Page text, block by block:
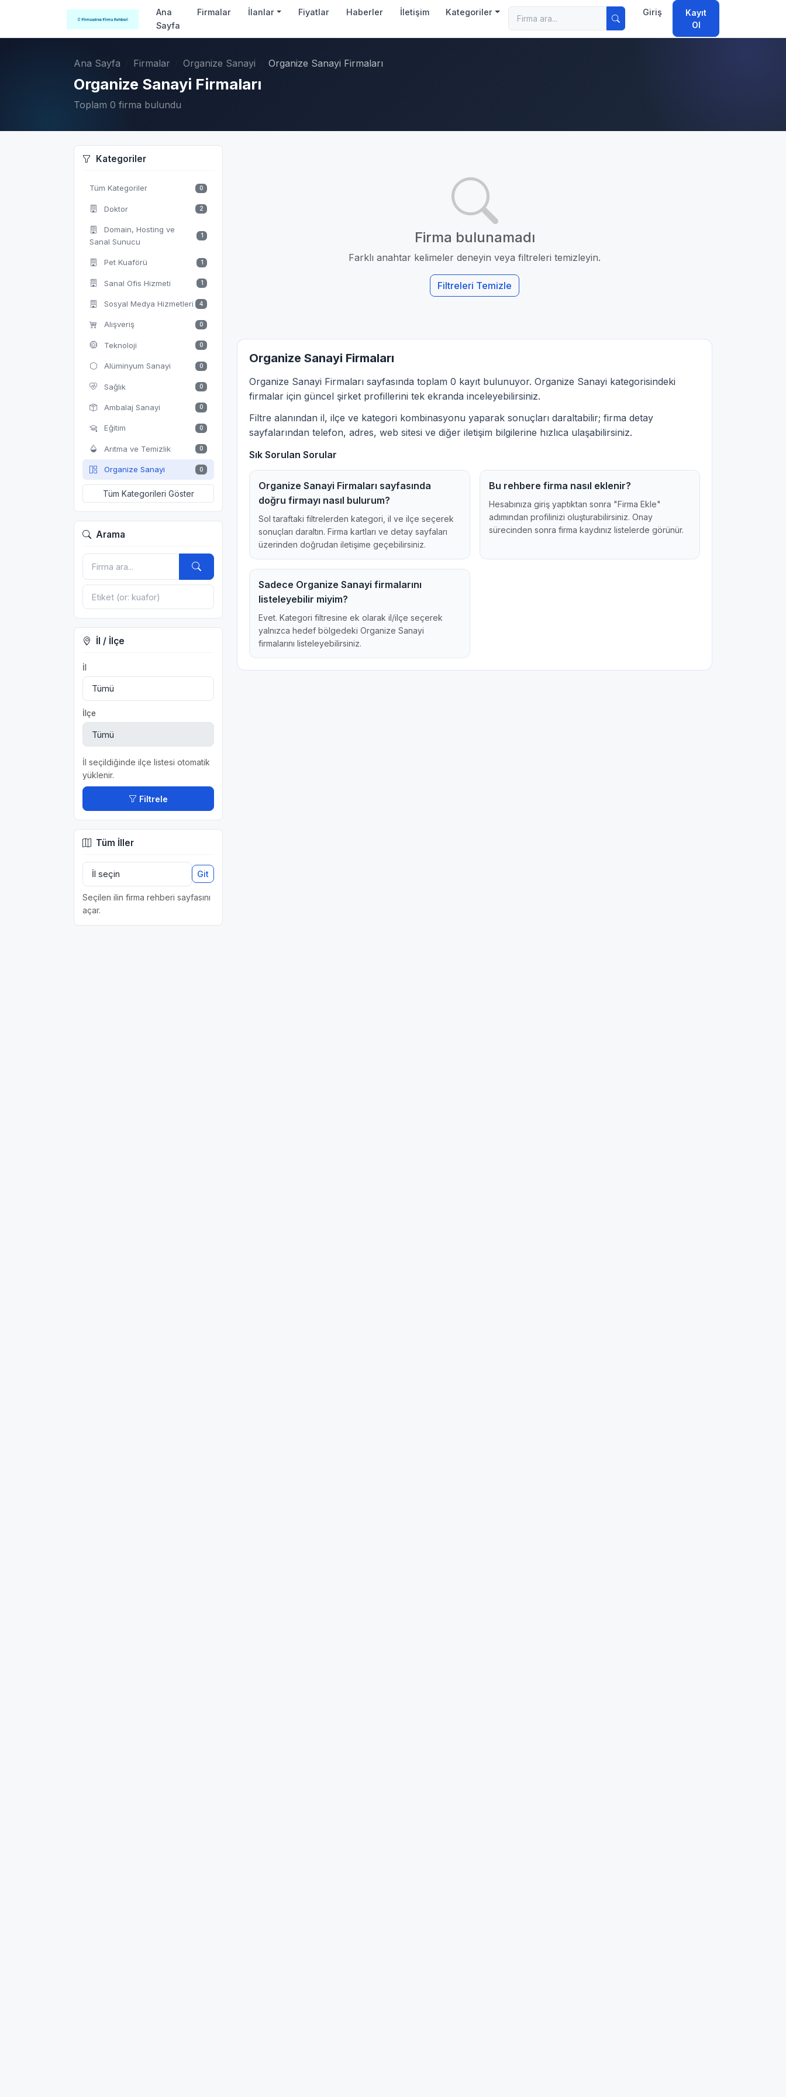
Ana
Sayfa
Firmalar İlanlar Fiyatlar Haberler İletişim Kategoriler Giriş
Kayıt
Ol
Ana Sayfa Firmalar Organize Sanayi Organize Sanayi Firmaları
Organize Sanayi Firmaları
Toplam 0 firma bulundu
Kategoriler
Tüm Kategoriler 0
Doktor 2
Domain, Hosting ve
Sanal Sunucu
1
Pet Kuaförü 1
Sanal Ofis Hizmeti 1
Sosyal Medya Hizmetleri 4
Alışveriş 0
Teknoloji 0
Alüminyum Sanayi 0
Sağlık 0
Ambalaj Sanayi 0
Eğitim 0
Arıtma ve Temizlik 0
Organize Sanayi 0
Tüm Kategorileri Göster
Arama
İl / İlçe
İl
İlçe
İl seçildiğinde ilçe listesi otomatik
yüklenir.
Filtrele
Tüm İller
Git
Seçilen ilin firma rehberi sayfasını
açar.
Firma bulunamadı
Farklı anahtar kelimeler deneyin veya filtreleri temizleyin.
Filtreleri Temizle
Organize Sanayi Firmaları
Organize Sanayi Firmaları sayfasında toplam 0 kayıt bulunuyor. Organize Sanayi kategorisindeki
firmalar için güncel şirket profillerini tek ekranda inceleyebilirsiniz.
Filtre alanından il, ilçe ve kategori kombinasyonu yaparak sonuçları daraltabilir; firma detay
sayfalarından telefon, adres, web sitesi ve diğer iletişim bilgilerine hızlıca ulaşabilirsiniz.
Sık Sorulan Sorular
Organize Sanayi Firmaları sayfasında
doğru firmayı nasıl bulurum?
Sol taraftaki filtrelerden kategori, il ve ilçe seçerek
sonuçları daraltın. Firma kartları ve detay sayfaları
üzerinden doğrudan iletişime geçebilirsiniz.
Bu rehbere firma nasıl eklenir?
Hesabınıza giriş yaptıktan sonra "Firma Ekle"
adımından profilinizi oluşturabilirsiniz. Onay
sürecinden sonra firma kaydınız listelerde görünür.
Sadece Organize Sanayi firmalarını
listeleyebilir miyim?
Evet. Kategori filtresine ek olarak il/ilçe seçerek
yalnızca hedef bölgedeki Organize Sanayi
firmalarını listeleyebilirsiniz.